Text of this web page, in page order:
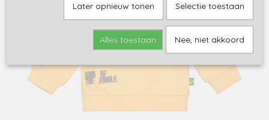
Later opnieuw tonen Selectie toestaan
Alles toestaan Nee, niet akkoord